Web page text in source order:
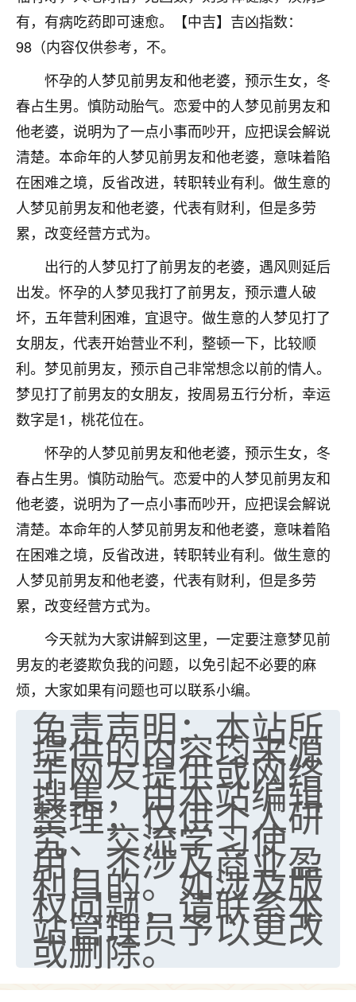
有，有病吃药即可速愈。【中吉】吉凶指数：
98（内容仅供参考，不。
怀孕的人梦见前男友和他老婆，预示生女，冬
春占生男。慎防动胎气。恋爱中的人梦见前男友和
他老婆，说明为了一点小事而吵开，应把误会解说
清楚。本命年的人梦见前男友和他老婆，意味着陷
在困难之境，反省改进，转职转业有利。做生意的
人梦见前男友和他老婆，代表有财利，但是多劳
累，改变经营方式为。
出行的人梦见打了前男友的老婆，遇风则延后
出发。怀孕的人梦见我打了前男友，预示遭人破
坏，五年营利困难，宜退守。做生意的人梦见打了
女朋友，代表开始营业不利，整顿一下，比较顺
利。梦见前男友，预示自己非常想念以前的情人。
梦见打了前男友的女朋友，按周易五行分析，幸运
数字是1，桃花位在。
怀孕的人梦见前男友和他老婆，预示生女，冬
春占生男。慎防动胎气。恋爱中的人梦见前男友和
他老婆，说明为了一点小事而吵开，应把误会解说
清楚。本命年的人梦见前男友和他老婆，意味着陷
在困难之境，反省改进，转职转业有利。做生意的
人梦见前男友和他老婆，代表有财利，但是多劳
累，改变经营方式为。
今天就为大家讲解到这里，一定要注意梦见前
男友的老婆欺负我的问题，以免引起不必要的麻
烦，大家如果有问题也可以联系小编。
免责声明：本站所
提供的内容均来源
于网友提供或网络
搜集，由本站编辑
整理，仅供个人研
究、交流学习使
用，不涉及商业盈
利目的。如涉及版
权问题，请联系本
站管理员予以更改
或删除。
3000，非常开心，无论如何，感恩感谢！🙏🏻
鹿森：恭喜升职加薪！！，请客吗？�
12小时前 来自北京 32
心心相印
我身体不太好，总是病病殃殃的，去检查又没什么大
问题，反正就是不舒服。中医西医看遍了，找不到问
题，后来无意中看到有人推荐慧来老师，跟老师聊过
之后，心情豁然开朗，也听老师建议，处理了一些因
果问题。今年以来，身体比以前好多，主要是心情好
了，老师说境随心转，现在深有体会了。
鹿森：是的，其实跟老师聊过之后，最大的感
触，首先就是心态会变好，万般皆是命，半点
不由人！
1天前 来自四川 9
金白水清
我也想找老师看看，有没有人给个联系方式的啊？
1天前 来自江西 12
青春168
我也想要，我也想要！
2天前 来自山西 15
Jessica李
老师做不做超度法事？我想给我奶奶做超度，她今年
刚去世了。
七零老顽童：我母亲前年离世，刚开始我经常
做梦梦见她，后来也是朋友介绍，找到慧来老
了，一开始是半信半疑的，图个心安，给亡母
超度，现在看来，人不信也不行。
2天前 来自云南 11
优秀的张同学
老师收徒吗？？我对这些很感兴趣
2天前 来自山西 15